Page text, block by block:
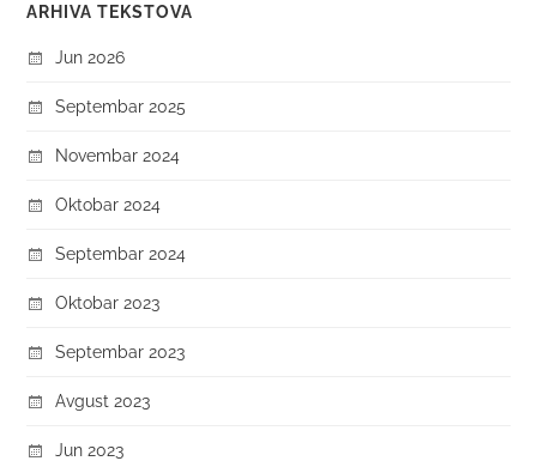
ARHIVA TEKSTOVA
Jun 2026
Septembar 2025
Novembar 2024
Oktobar 2024
Septembar 2024
Oktobar 2023
Septembar 2023
Avgust 2023
Jun 2023